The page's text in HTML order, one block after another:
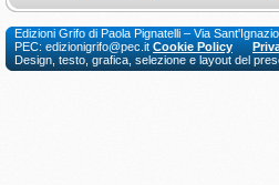
Edizioni Grifo di Paola Pignatelli – Via
PEC: edizionigrifo@pec.it Cookie Policy
Design, testo, grafica, selezione e layout del